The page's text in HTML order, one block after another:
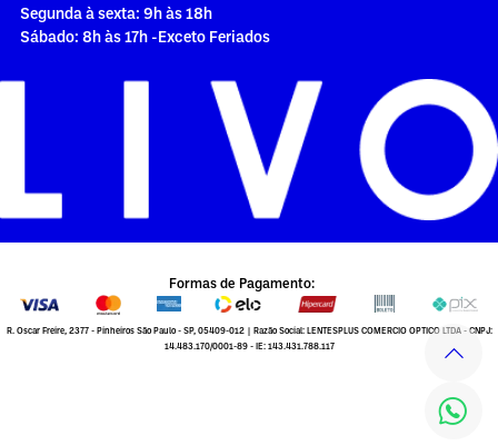
Segunda à sexta: 9h às 18h
Sábado: 8h às 17h -Exceto Feriados
Formas de Pagamento:
R. Oscar Freire, 2377 - Pinheiros São Paulo - SP, 05409-012 | Razão Social: LENTESPLUS COMERCIO OPTICO LTDA - CNPJ:
14.483.170/0001-89 - IE: 143.431.788.117